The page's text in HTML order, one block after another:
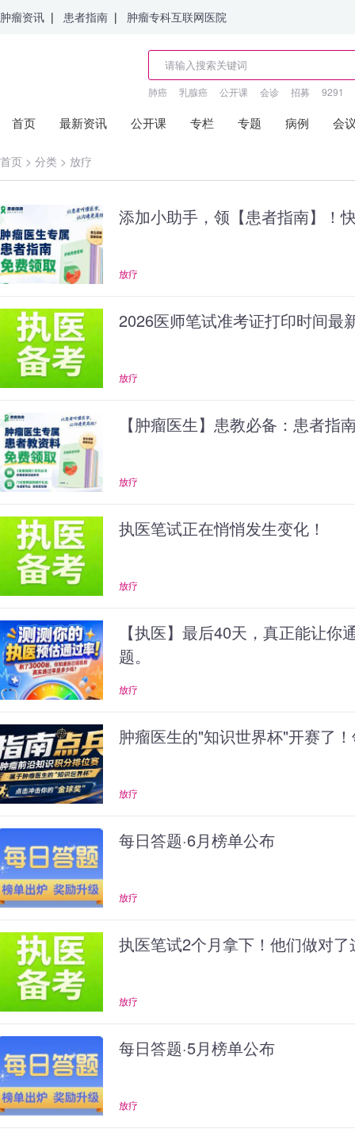
肿瘤资讯 | 患者指南 | 肿瘤专科互联网医院
肺癌 乳腺癌 公开课 会诊 招募 9291
首页 最新资讯 公开课 专栏 专题 病例 会
首页 > 分类 > 放疗
添加小助手，领【患者指南】！
放疗
2026医师笔试准考证打印时间最
放疗
【肿瘤医生】患教必备：患者指
放疗
执医笔试正在悄悄发生变化！
放疗
【执医】最后40天，真正能让你
题。
放疗
肿瘤医生的"知识世界杯"开赛了
放疗
每日答题·6月榜单公布
放疗
执医笔试2个月拿下！他们做对
放疗
每日答题·5月榜单公布
放疗